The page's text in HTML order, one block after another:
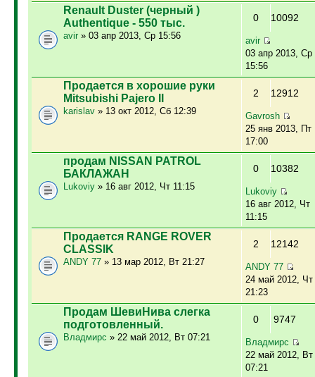
Renault Duster (черный )
Authentique - 550 тыс.
avir» 03 апр 2013, Ср 15:56
0 10092
avir
03 апр 2013, Ср
15:56
Продается в хорошие руки
Mitsubishi Pajero II
karislav» 13 окт 2012, Сб 12:39
2 12912
Gavrosh
25 янв 2013, Пт
17:00
продам NISSAN PATROL
БАКЛАЖАН
Lukoviy» 16 авг 2012, Чт 11:15
0 10382
Lukoviy
16 авг 2012, Чт
11:15
Продается RANGE ROVER
CLASSIK
ANDY 77» 13 мар 2012, Вт 21:27
2 12142
ANDY 77
24 май 2012, Чт
21:23
Продам ШевиНива слегка
подготовленный.
Владмирс » 22 май 2012, Вт 07:21
0 9747
Владмирс
22 май 2012, Вт
07:21